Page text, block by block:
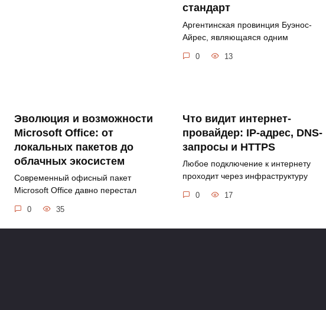
стандарт
Аргентинская провинция Буэнос-
Айрес, являющаяся одним
0 13
Эволюция и возможности
Microsoft Office: от
локальных пакетов до
облачных экосистем
Современный офисный пакет
Microsoft Office давно перестал
0 35
Что видит интернет-
провайдер: IP-адрес, DNS-
запросы и HTTPS
Любое подключение к интернету
проходит через инфраструктуру
0 17